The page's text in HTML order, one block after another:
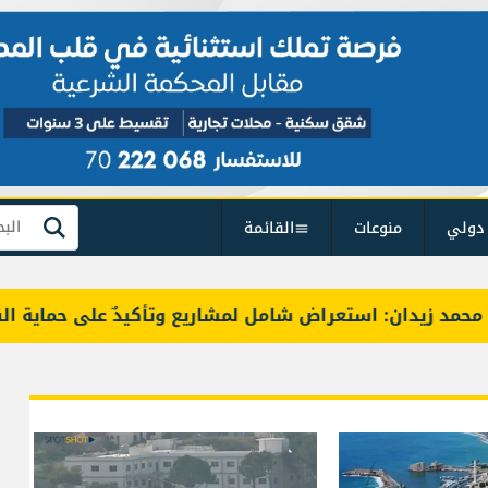
منوعات القائمة بحث
استعراض شامل لمشاريع وتأكيدٌ على حماية القيمة